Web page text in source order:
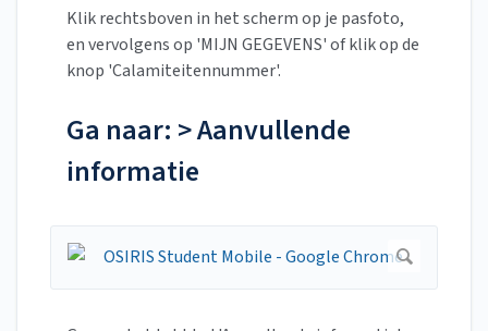
Klik rechtsboven in het scherm op je pasfoto,
en vervolgens op 'MIJN GEGEVENS' of klik op de
knop 'Calamiteitennummer'.
Ga naar: > Aanvullende
informatie